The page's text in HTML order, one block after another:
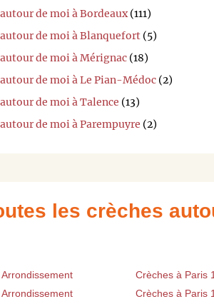
de moi à Bordeaux(111)
de moi à Blanquefort (5)
de moi à Mérignac (18)
de moi à Le Pian-Médoc (2)
de moi à Talence (13)
de moi à Parempuyre (2)
les crèches
Crèches à Paris
Crèches à Paris